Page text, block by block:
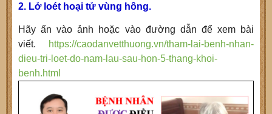
2. Lở loét hoại tử vùng hông.
Hãy ấn vào ảnh hoặc vào đường dẫn để xem bài
viết.
https://caodanvetthuong.vn/tham-lai-benh-nhan-
dieu-tri-loet-do-nam-lau-sau-hon-5-thang-khoi-
benh.html